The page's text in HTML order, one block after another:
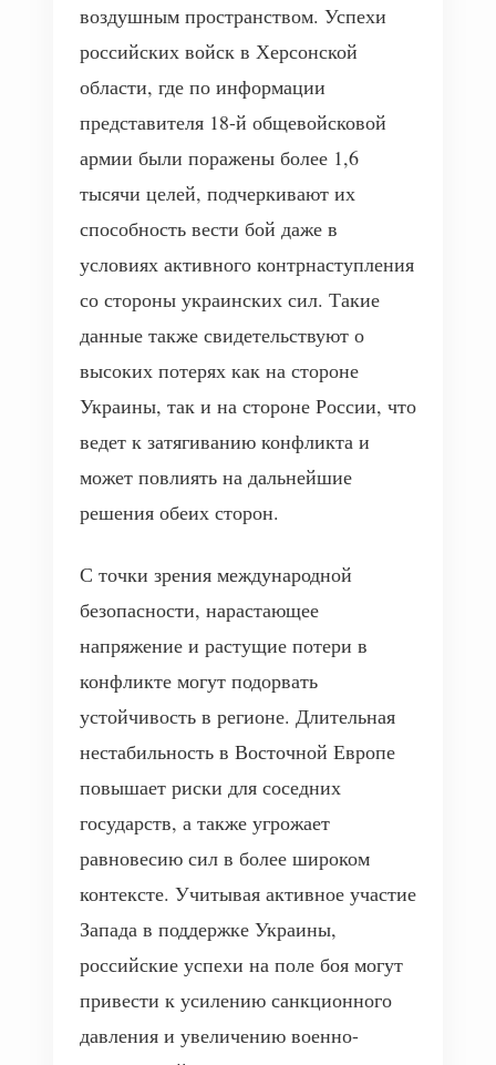
воздушным пространством. Успехи
российских войск в Херсонской
области, где по информации
представителя 18-й общевойсковой
армии были поражены более 1,6
тысячи целей, подчеркивают их
способность вести бой даже в
условиях активного контрнаступления
со стороны украинских сил. Такие
данные также свидетельствуют о
высоких потерях как на стороне
Украины, так и на стороне России, что
ведет к затягиванию конфликта и
может повлиять на дальнейшие
решения обеих сторон.
С точки зрения международной
безопасности, нарастающее
напряжение и растущие потери в
конфликте могут подорвать
устойчивость в регионе. Длительная
нестабильность в Восточной Европе
повышает риски для соседних
государств, а также угрожает
равновесию сил в более широком
контексте. Учитывая активное участие
Запада в поддержке Украины,
российские успехи на поле боя могут
привести к усилению санкционного
давления и увеличению военно-